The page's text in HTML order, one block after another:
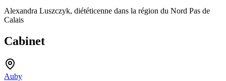
Alexandra Luszczyk, diététicenne dans la région du Nord Pas de
Calais
Cabinet
Auby